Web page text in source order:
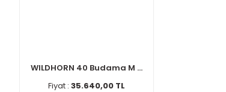
WILDHORN 40 Budama M ...
Fiyat : 35.640,00 TL